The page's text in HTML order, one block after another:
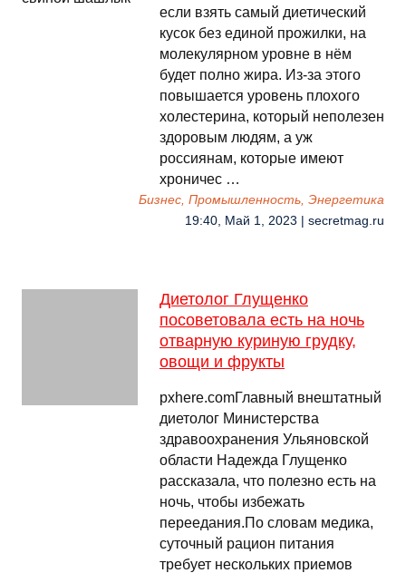
если взять самый диетический
кусок без единой прожилки, на
молекулярном уровне в нём
будет полно жира. Из-за этого
повышается уровень плохого
холестерина, который неполезен
здоровым людям, а уж
россиянам, которые имеют
хроничес …
Бизнес, Промышленность, Энергетика
19:40, Май 1, 2023 | secretmag.ru
Диетолог Глущенко
посоветовала есть на ночь
отварную куриную грудку,
овощи и фрукты
pxhere.comГлавный внештатный
диетолог Министерства
здравоохранения Ульяновской
области Надежда Глущенко
рассказала, что полезно есть на
ночь, чтобы избежать
переедания.По словам медика,
суточный рацион питания
требует нескольких приемов